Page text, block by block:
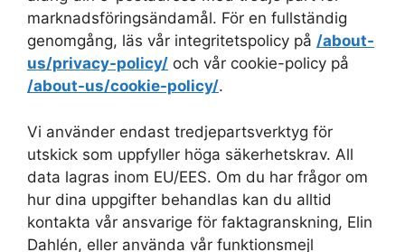
marknadsföringsändamål. För en fullständig
genomgång, läs vår integritetspolicy på /about-
us/privacy-policy/ och vår cookie-policy på
/about-us/cookie-policy/.
Vi använder endast tredjepartsverktyg för
utskick som uppfyller höga säkerhetskrav. All
data lagras inom EU/EES. Om du har frågor om
hur dina uppgifter behandlas kan du alltid
kontakta vår ansvarige för faktagranskning, Elin
Dahlén, eller använda vår funktionsmejl